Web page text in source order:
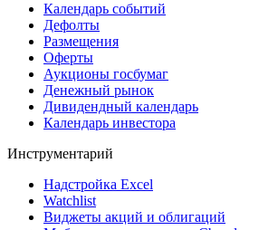
Календарь событий
Дефолты
Размещения
Оферты
Аукционы госбумаг
Денежный рынок
Дивидендный календарь
Календарь инвестора
Инструментарий
Надстройка Excel
Watchlist
Виджеты акций и облигаций